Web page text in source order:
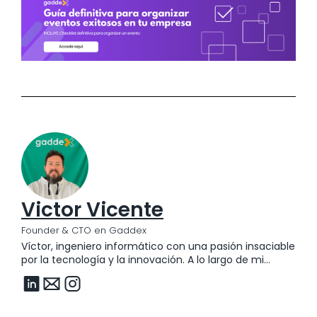
Victor Vicente
Founder & CTO en Gaddex
Víctor, ingeniero informático con una pasión insaciable
por la tecnología y la innovación. A lo largo de mi
carrera, he tenido el privilegio de trabajar en grandes
empresas, liderando equipos y fomentando la